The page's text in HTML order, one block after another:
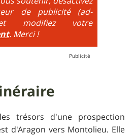
qu'on peut combiner pente
trialisantes !
de publicité (ad-
modifiez votre
. Merci !
trésors d'une prospection
d'Aragon vers Montolieu. Elle